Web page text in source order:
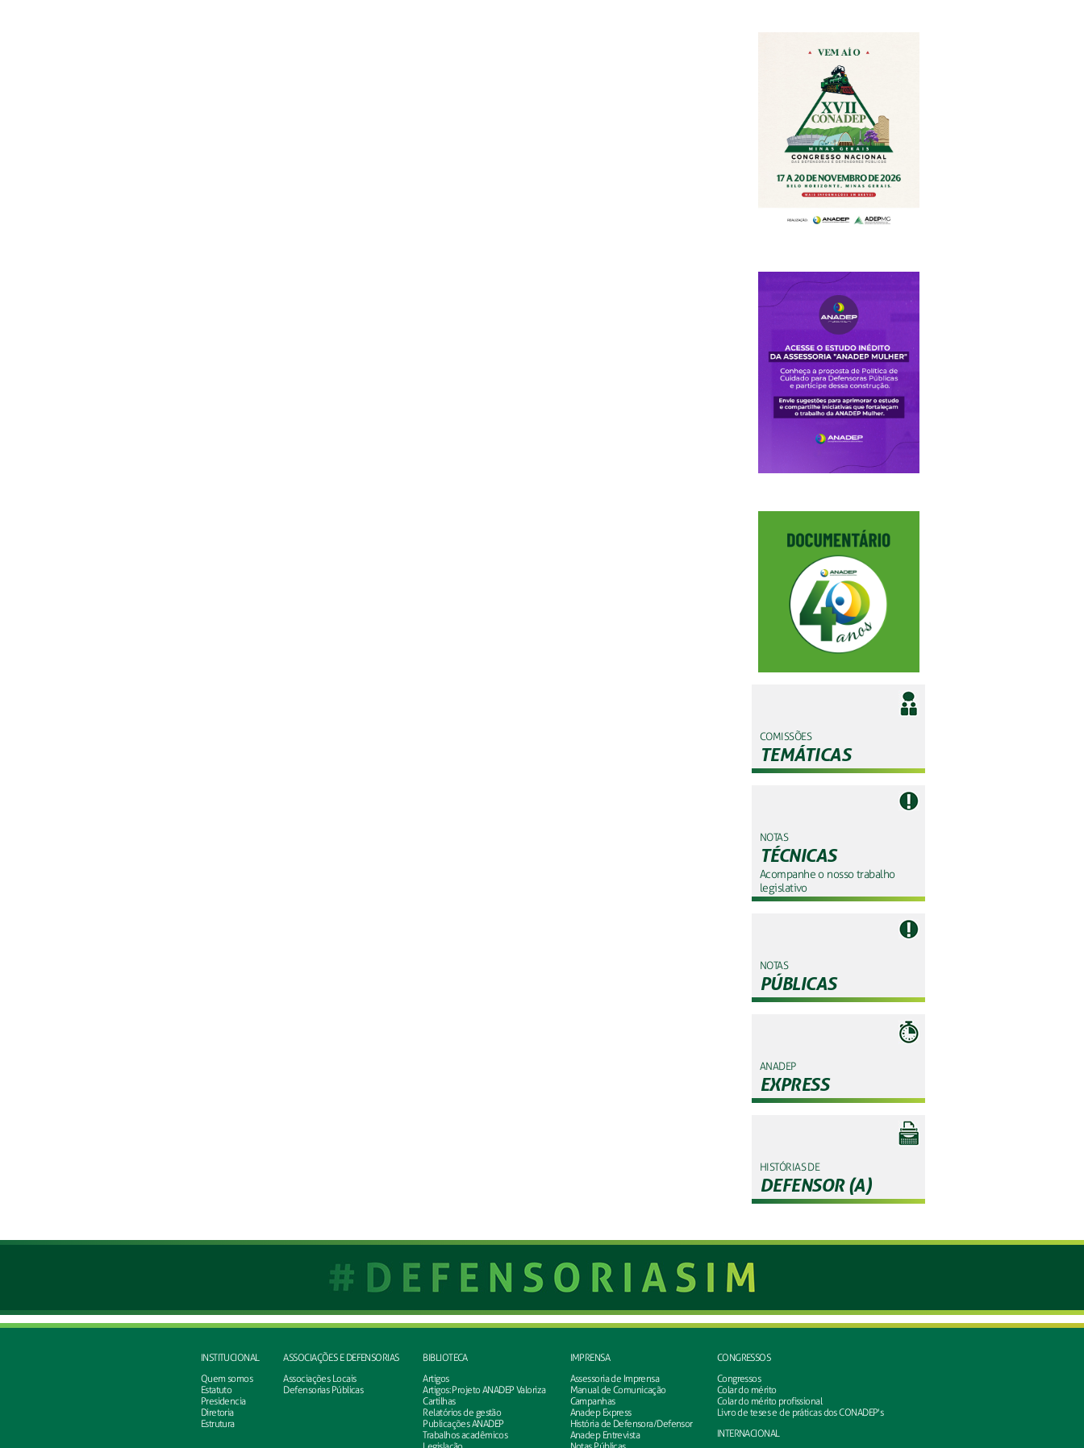
COMISSÕES
TEMÁTICAS
NOTAS
TÉCNICAS
Acompanhe o nosso trabalho
legislativo
NOTAS
PÚBLICAS
ANADEP
EXPRESS
HISTÓRIAS DE
DEFENSOR (A)
INSTITUCIONAL
Quem somos
Estatuto
Presidencia
Diretoria
Estrutura
ASSOCIAÇÕES E DEFENSORIAS
Associações Locais
Defensorias Públicas
BIBLIOTECA
Artigos
Artigos: Projeto ANADEP Valoriza
Cartilhas
Relatórios de gestão
Publicações ANADEP
Trabalhos acadêmicos
IMPRENSA
Assessoria de Imprensa
Manual de Comunicação
Campanhas
Anadep Express
História de Defensora/Defensor
Anadep Entrevista
CONGRESSOS
Congressos
Colar do mérito
Colar do mérito profissional
Livro de teses e de práticas dos CONADEP's
INTERNACIONAL